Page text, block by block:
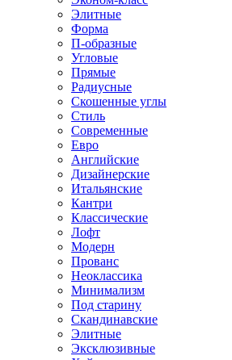
Элитные
Форма
П-образные
Угловые
Прямые
Радиусные
Скошенные углы
Стиль
Современные
Евро
Английские
Дизайнерские
Итальянские
Кантри
Классические
Лофт
Модерн
Прованс
Неоклассика
Минимализм
Под старину
Скандинавские
Элитные
Эксклюзивные